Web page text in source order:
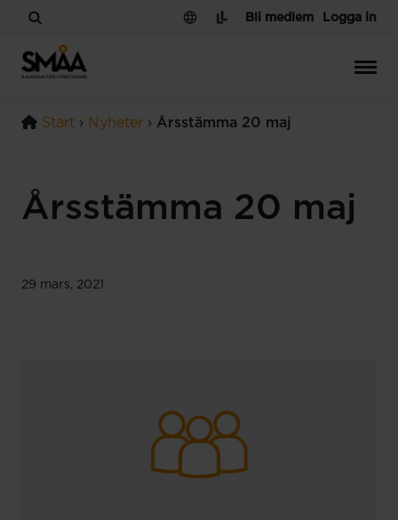
Hoppa till innehåll
Logga in
Bli medlem
Start › Nyheter › Årsstämma 20 maj
Årsstämma 20 maj
29 mars, 2021